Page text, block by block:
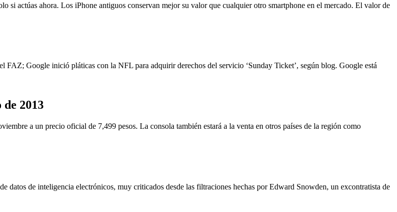
si actúas ahora. Los iPhone antiguos conservan mejor su valor que cualquier otro smartphone en el mercado. El valor de
FAZ; Google inició pláticas con la NFL para adquirir derechos del servicio ‘Sunday Ticket’, según blog. Google está
de 2013
a un precio oficial de 7,499 pesos. La consola también estará a la venta en otros países de la región como
datos de inteligencia electrónicos, muy criticados desde las filtraciones hechas por Edward Snowden, un excontratista de